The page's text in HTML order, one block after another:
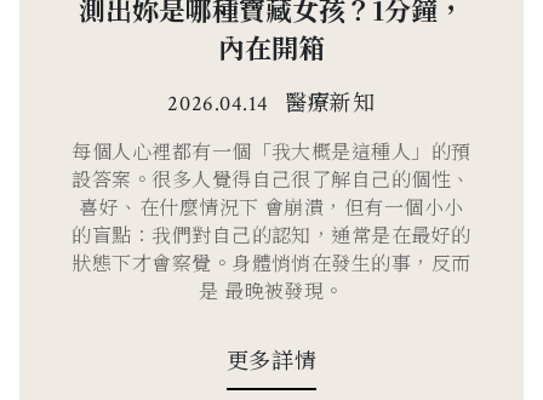
測出妳是哪種寶藏女孩？1分鐘，
內在開箱
2026.04.14 醫療新知
每個人心裡都有一個「我大概是這種人」的預
設答案。很多人覺得自己很了解自己的個性、
喜好、在什麼情況下 會崩潰，但有一個小小
的盲點：我們對自己的認知，通常是在最好的
狀態下才會察覺。身體悄悄在發生的事，反而
是 最晚被發現。
更多詳情